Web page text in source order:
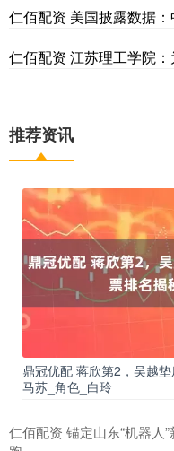
仁佰配资 美国披露数据
仁佰配资 江苏理工学院
推荐资讯
鼎冠优配 蒋欣第2，吴越垫
马苏_角色_白玲
仁佰配资 锚定山东“机器人